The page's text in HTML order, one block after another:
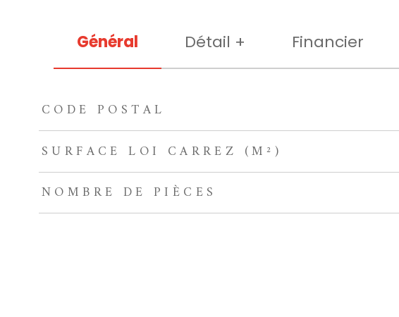
Général Détail + Financier
TRAD_ZEPHYR_Caracteristique
CODE POSTAL
SURFACE LOI CARREZ (M²)
NOMBRE DE PIÈCES